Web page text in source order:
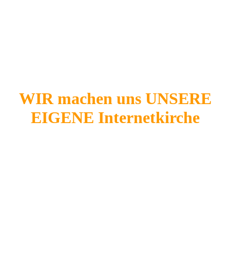
WIR machen uns UNSERE
EIGENE Internetkirche